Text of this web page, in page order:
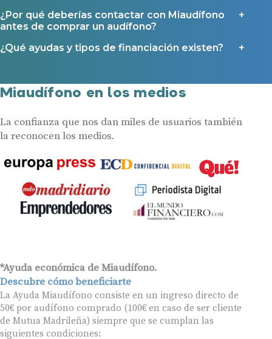
¿Por qué deberías contactar con Miaudífono
antes de comprar un audífono?
¿Qué ayudas y tipos de financiación existen?
Miaudífono en los medios
La confianza que nos dan miles de usuarios también
la reconocen los medios.
*Ayuda económica de Miaudífono.
Descubre cómo beneficiarte
La Ayuda Miaudífono consiste en un ingreso directo de
50€ por audífono comprado (100€ en caso de ser cliente
de Mutua Madrileña) siempre que se cumplan las
siguientes condiciones: